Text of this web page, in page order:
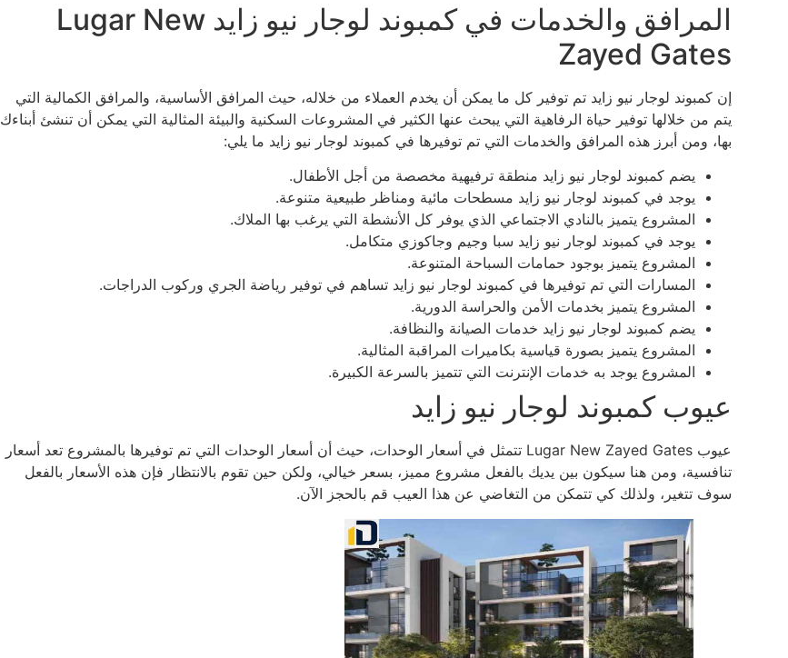
المرافق والخدمات في كمبوند لوجار نيو زايد Lugar New
Zayed Gates
إن كمبوند لوجار نيو زايد تم توفير كل ما يمكن أن يخدم العملاء من خلاله، حيث المرافق الأساسية، والمرافق الكمالية التي
يتم من خلالها توفير حياة الرفاهية التي يبحث عنها الكثير في المشروعات السكنية والبيئة المثالية التي يمكن أن تنشئ أبناءك
بها، ومن أبرز هذه المرافق والخدمات التي تم توفيرها في كمبوند لوجار نيو زايد ما يلي:
يضم كمبوند لوجار نيو زايد منطقة ترفيهية مخصصة من أجل الأطفال.
يوجد في كمبوند لوجار نيو زايد مسطحات مائية ومناظر طبيعية متنوعة.
المشروع يتميز بالنادي الاجتماعي الذي يوفر كل الأنشطة التي يرغب بها الملاك.
يوجد في كمبوند لوجار نيو زايد سبا وجيم وجاكوزي متكامل.
المشروع يتميز بوجود حمامات السباحة المتنوعة.
المسارات التي تم توفيرها في كمبوند لوجار نيو زايد تساهم في توفير رياضة الجري وركوب الدراجات.
المشروع يتميز بخدمات الأمن والحراسة الدورية.
يضم كمبوند لوجار نيو زايد خدمات الصيانة والنظافة.
المشروع يتميز بصورة قياسية بكاميرات المراقبة المثالية.
المشروع يوجد به خدمات الإنترنت التي تتميز بالسرعة الكبيرة.
عيوب كمبوند لوجار نيو زايد
عيوب Lugar New Zayed Gates تتمثل في أسعار الوحدات، حيث أن أسعار الوحدات التي تم توفيرها بالمشروع تعد أسعار
تنافسية، ومن هنا سيكون بين يديك بالفعل مشروع مميز، بسعر خيالي، ولكن حين تقوم بالانتظار فإن هذه الأسعار بالفعل
سوف تتغير، ولذلك كي تتمكن من التغاضي عن هذا العيب قم بالحجز الآن.